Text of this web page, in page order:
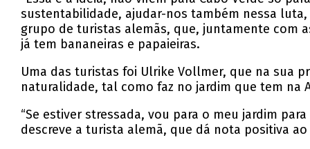
sustentabilidade, ajudar-nos também nessa
grupo de turistas alemãs, que, juntamente com
já tem bananeiras e papaieiras.
Uma das turistas foi Ulrike Vollmer, que na sua
naturalidade, tal como faz no jardim que tem na
“Se estiver stressada, vou para o meu jardim
descreve a turista alemã, que dá nota positiva